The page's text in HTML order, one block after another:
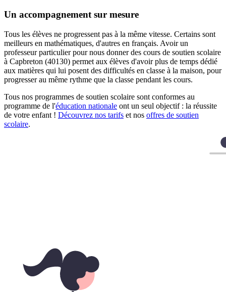
Un accompagnement sur mesure
Tous les élèves ne progressent pas à la même vitesse. Certains sont
meilleurs en mathématiques, d'autres en français. Avoir un
professeur particulier pour nous donner des cours de soutien scolaire
à Capbreton (40130) permet aux élèves d'avoir plus de temps dédié
aux matières qui lui posent des difficultés en classe à la maison, pour
progresser au même rythme que la classe pendant les cours.
Tous nos programmes de soutien scolaire sont conformes au
programme de l'éducation nationale ont un seul objectif : la réussite
de votre enfant ! Découvrez nos tarifs et nos offres de soutien
scolaire.